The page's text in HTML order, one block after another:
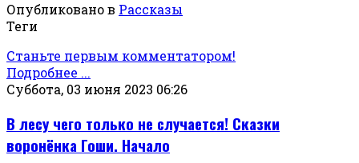
Опубликовано в Рассказы
Теги
Станьте первым комментатором!
Подробнее ...
Суббота, 03 июня 2023 06:26
В лесу чего только не случается! Сказки
воронёнка Гоши. Начало